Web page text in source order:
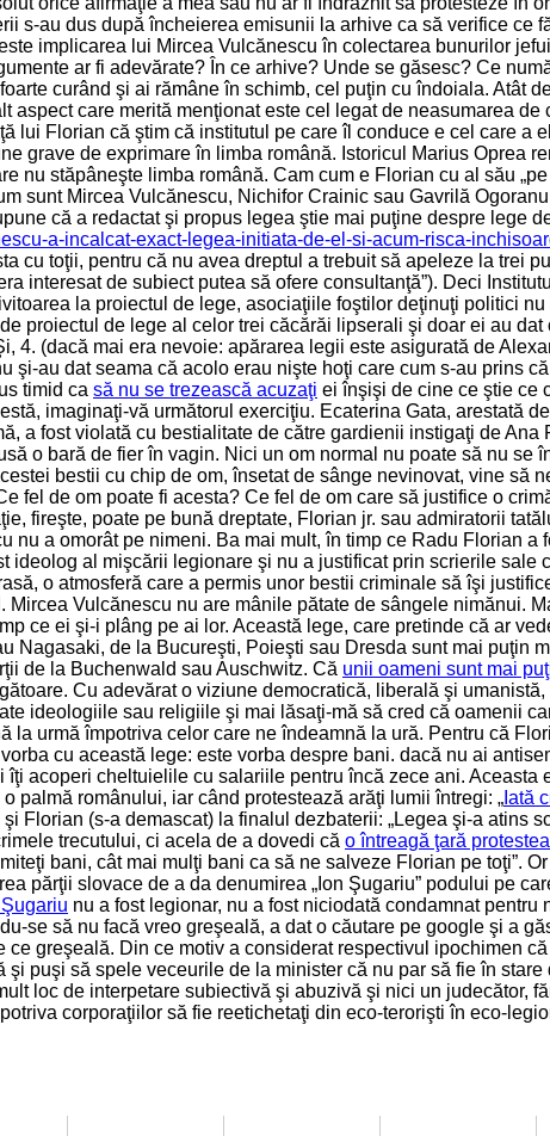
s-au dus după încheierea emisunii la arhive ca să verifice ce
implicarea lui Mircea Vulcănescu în colectarea bunurilor
ar fi adevărate? În ce arhive? Unde se găsesc? Ce
curând şi ai rămâne în schimb, cel puţin cu îndoiala. Atât
care merită menţionat este cel legat de neasumarea
lui Florian că ştim că institutul pe care îl conduce e cel care a
grave de exprimare în limba română. Istoricul Marius Oprea
nu stăpâneşte limba română. Cam cum e Florian cu al său
sunt Mircea Vulcănescu, Nichifor Crainic sau Gavrilă
că a redactat şi propus legea ştie mai puţine despre lege
a-incalcat-exact-legea-initiata-de-el-si-acum-risca-
cu toţii, pentru că nu avea dreptul a trebuit să apeleze la trei
interesat de subiect putea să ofere consultanţă”). Deci
la proiectul de lege, asociaţiile foştilor deţinuţi politici
proiectul de lege al celor trei căcărăi lipserali şi doar ei au
4. (dacă mai era nevoie: apărarea legii este asigurată de
şi-au dat seama că acolo erau nişte hoţi care cum s-au prins
timid ca să nu se trezească acuzaţi ei înşişi de cine ce ştie ce
imaginaţi-vă următorul exerciţiu. Ecaterina Gata, arestată
a fost violată cu bestialitate de către gardienii instigaţi de
o bară de fier în vagin. Nici un om normal nu poate să nu se
bestii cu chip de om, însetat de sânge nevinovat, vine să
fel de om poate fi acesta? Ce fel de om care să justifice o
fireşte, poate pe bună dreptate, Florian jr. sau admiratorii
nu a omorât pe nimeni. Ba mai mult, în timp ce Radu Florian
ideolog al mişcării legionare şi nu a justificat prin scrierile sale
o atmosferă care a permis unor bestii criminale să îşi
Vulcănescu nu are mânile pătate de sângele nimănui.
ce ei şi-i plâng pe ai lor. Această lege, care pretinde că ar
de la Bucureşti, Poieşti sau Dresda sunt mai puţin
de la Buchenwald sau Auschwitz. Că unii oameni sunt mai
Cu adevărat o viziune democratică, liberală şi
ideologiile sau religiile şi mai lăsaţi-mă să cred că oamenii
urmă împotriva celor care ne îndeamnă la ură. Pentru că
cu această lege: este vorba despre bani. dacă nu ai
acoperi cheltuielile cu salariile pentru încă zece ani. Aceasta
palmă românului, iar când protestează arăţi lumii întregi: „ Iată
Florian (s-a demascat) la finalul dezbaterii: „Legea şi-a atins
trecutului, ci acela de a dovedi că o întreagă ţară
bani, cât mai mulţi bani ca să ne salveze Florian pe toţi”.
părţii slovace de a da denumirea „Ion Şugariu” podului pe
Şugariu nu a fost legionar, nu a fost niciodată condamnat
se să nu facă vreo greşeală, a dat o căutare pe google şi a
greşeală. Din ce motiv a considerat respectivul ipochimen
puşi să spele veceurile de la minister că nu par să fie în
loc de interpetare subiectivă şi abuzivă şi nici un judecător,
corporaţiilor să fie reetichetaţi din eco-terorişti în eco-